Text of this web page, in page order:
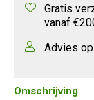
Gratis
vanaf
Advies
Omschrijving